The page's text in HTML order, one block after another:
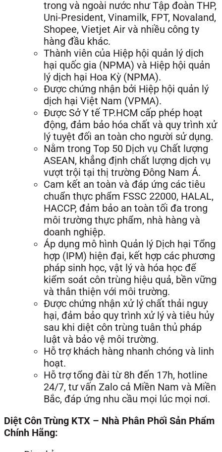
trong và ngoài nước như Tập đoàn THP,
Uni-President, Vinamilk, FPT, Novaland,
Shopee, Vietjet Air và nhiều công ty
hàng đầu khác.
Thành viên của Hiệp hội quản lý dịch
hại quốc gia (NPMA) và Hiệp hội quản
lý dịch hại Hoa Kỳ (NPMA).
Được chứng nhận bởi Hiệp hội quản lý
dịch hại Việt Nam (VPMA).
Được Sở Y tế TP.HCM cấp phép hoạt
động, đảm bảo hóa chất và quy trình xử
lý tuyệt đối an toàn cho người sử dụng.
Nằm trong Top 50 Dịch vụ Chất lượng
ASEAN, khẳng định chất lượng dịch vụ
vượt trội tại thị trường Đông Nam Á.
Cam kết an toàn và đáp ứng các tiêu
chuẩn thực phẩm FSSC 22000, HALAL,
HACCP, đảm bảo an toàn tối đa trong
môi trường thực phẩm, nhà hàng và
doanh nghiệp.
Áp dụng mô hình Quản lý Dịch hại Tổng
hợp (IPM) hiện đại, kết hợp các phương
pháp sinh học, vật lý và hóa học để
kiểm soát côn trùng hiệu quả, bền vững
và thân thiện với môi trường.
Được chứng nhận xử lý chất thải nguy
hại, đảm bảo quy trình xử lý và tiêu hủy
sau khi diệt côn trùng tuân thủ pháp
luật và bảo vệ môi trường.
Hỗ trợ khách hàng nhanh chóng và linh
hoạt.
Hỗ trợ tổng đài từ 8h đến 17h, hotline
24/7, tư vấn Zalo cả Miền Nam và Miền
Bắc, đáp ứng nhu cầu mọi lúc mọi nơi.
Diệt Côn Trùng KTX – Nhà Phân Phối Sản Phẩm
Chính Hãng: